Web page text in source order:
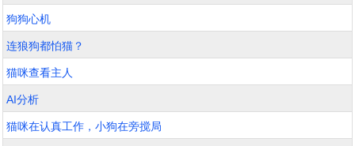
狗狗心机
连狼狗都怕猫？
猫咪查看主人
AI分析
猫咪在认真工作，小狗在旁搅局